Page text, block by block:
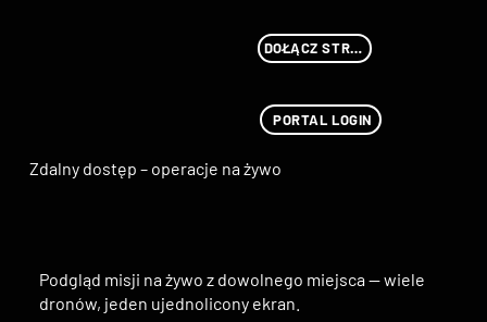
DOŁĄCZ STREAMU
PORTAL LOGIN
Zdalny dostęp – operacje na żywo
Podgląd misji na żywo z dowolnego miejsca — wiele
dronów, jeden ujednolicony ekran.